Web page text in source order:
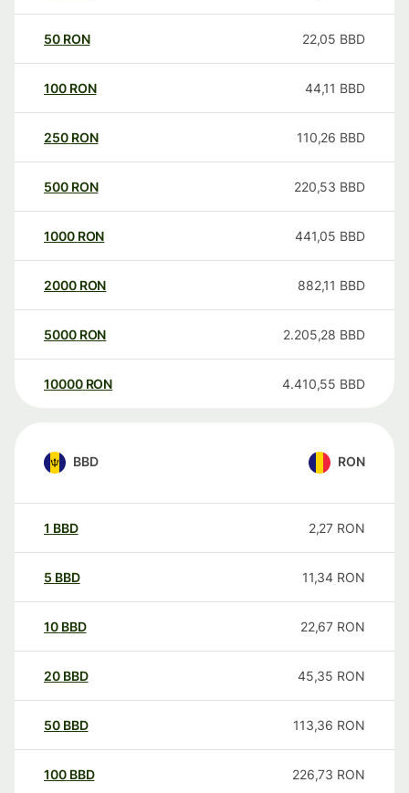
50 RON 22,05 BBD
100 RON 44,11 BBD
250 RON 110,26 BBD
500 RON 220,53 BBD
1000 RON 441,05 BBD
2000 RON 882,11 BBD
5000 RON 2.205,28 BBD
10000 RON 4.410,55 BBD
BBD RON
1 BBD 2,27 RON
5 BBD 11,34 RON
10 BBD 22,67 RON
20 BBD 45,35 RON
50 BBD 113,36 RON
100 BBD 226,73 RON